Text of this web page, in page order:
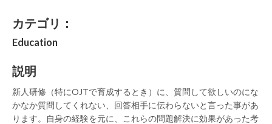
カテゴリ：
Education
説明
新人研修（特にOJTで育成するとき）に、質問して欲しいのにな
かなか質問してくれない、回答相手に伝わらないと言った事があ
ります。自身の経験を元に、これらの問題解決に効果があった考